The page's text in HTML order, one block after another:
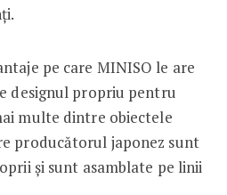
pe care MINISO le are
designul propriu pentru
multe dintre obiectele
producătorul japonez sunt
și sunt asamblate pe linii